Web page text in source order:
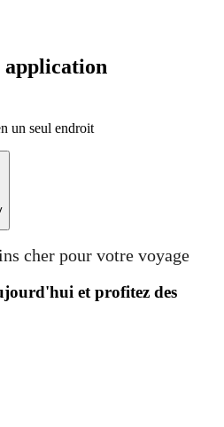
application
un seul endroit
cher pour votre voyage
et profitez des